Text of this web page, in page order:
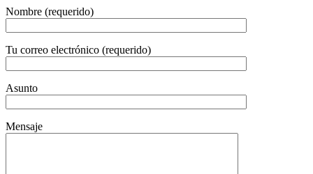
Nombre (requerido)
Tu correo electrónico (requerido)
Asunto
Mensaje